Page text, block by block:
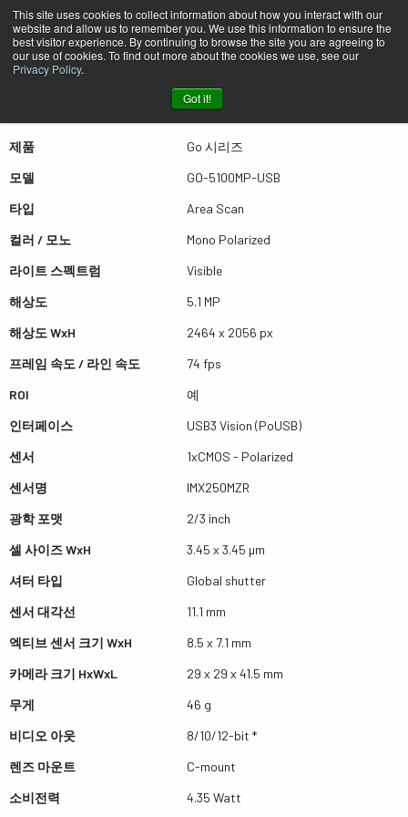
This site uses cookies to collect information about how you interact with our
website and allow us to remember you. We use this information to ensure the
best visitor experience. By continuing to browse the site you are agreeing to
our use of cookies. To find out more about the cookies we use, see our
Privacy Policy.
Got it!
퀵뷰 GO-5100MP-USB
더많은 결과를 보시려면 스크롤하세요
제품
Go 시리즈
모델
GO-5100MP-USB
타입
Area Scan
컬러 / 모노
Mono Polarized
라이트 스펙트럼
Visible
해상도
5.1 MP
해상도 WxH
2464 x 2056 px
프레임 속도 / 라인 속도
74 fps
ROI
예
인터페이스
USB3 Vision (PoUSB)
센서
1xCMOS - Polarized
센서명
IMX250MZR
광학 포맷
2/3 inch
셀 사이즈 WxH
3.45 x 3.45 µm
셔터 타입
Global shutter
센서 대각선
11.1 mm
엑티브 센서 크기 WxH
8.5 x 7.1 mm
카메라 크기 HxWxL
29 x 29 x 41.5 mm
무게
46 g
비디오 아웃
8/10/12-bit *
렌즈 마운트
C-mount
소비전력
4.35 Watt